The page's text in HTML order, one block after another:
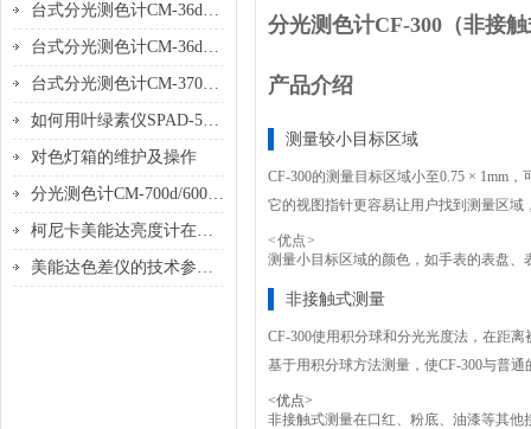
台式分光测色计CM-36dG的操作与校准技巧
台式分光测色计CM-36dG 优势分析
台式分光测色计CM-3700A行业重要性分析
如何用叶绿素仪SPAD-502Plus指导作物精准施肥
对色灯箱的维护及操作
分光测色计CM-700d/600d系列停产通知
柯尼卡美能达亮度计在科研光学实验中的多维价值
美能达色差仪的技术参数介绍
分光测色计CF-300（非接
产品介绍
测量较小目标区域
CF-300的测量目标区域小至0.75 × 1mm
它的视图指针更容易让用户找到测量区域
<优点>
测量小目标区域的颜色，如手表的表盘
非接触式测量
CF-300使用积分球和分光光度法，在距
基于用积分球方法测量，使CF-300与普通
<优点>
非接触式测量在口红、粉底、油漆等其